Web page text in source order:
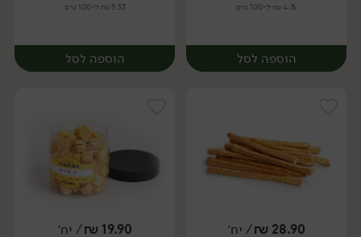
4.76 ₪ ל-100 גרם
הוספה לסל
5.53 ₪ ל-100 גרם
הוספה לסל
28.90
₪/ יח׳
19.90
₪/ יח׳